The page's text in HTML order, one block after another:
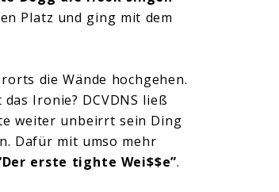
Platz und ging mit dem
die Wände hochgehen.
Ironie? DCVDNS ließ
weiter unbeirrt sein Ding
Dafür mit umso mehr
erste tighte Wei$$e”.